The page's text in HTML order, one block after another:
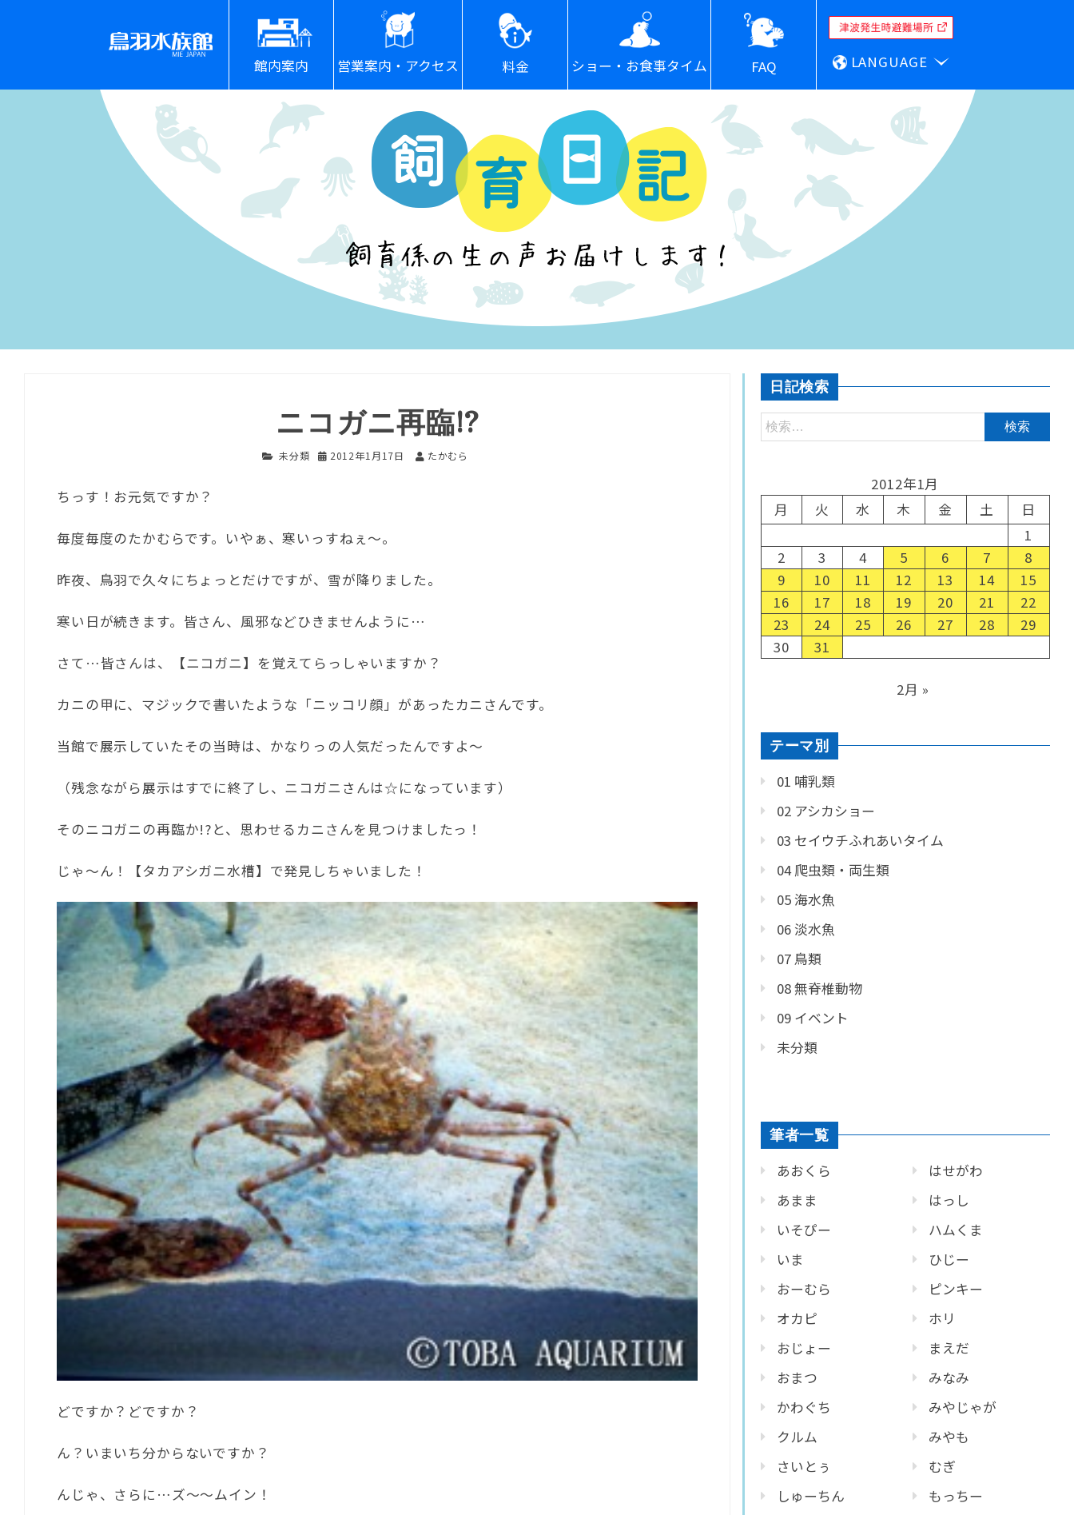
館内案内 営業案内・アクセス 料金 ショー・お食事タイム FAQ LANGUAGE
ニコガニ再臨!?
未分類 2012年1月17日 たかむら
ちっす！お元気ですか？
毎度毎度のたかむらです。いやぁ、寒いっすねぇ～。
昨夜、鳥羽で久々にちょっとだけですが、雪が降りました。
寒い日が続きます。皆さん、風邪などひきませんように…
さて…皆さんは、【ニコガニ】を覚えてらっしゃいますか？
カニの甲に、マジックで書いたような「ニッコリ顔」があったカニさんです。
当館で展示していたその当時は、かなりっの人気だったんですよ～
（残念ながら展示はすでに終了し、ニコガニさんは☆になっています）
そのニコガニの再臨か!?と、思わせるカニさんを見つけましたっ！
じゃ～ん！【タカアシガニ水槽】で発見しちゃいました！
どですか？どですか？
ん？いまいち分からないですか？
んじゃ、さらに…ズ～～ムイン！
日記検索
2012年1月
月
火 水 木 金 土
日
1
2
3 4 5 6 7
8
9
10 11 12 13 14
15
16
17 18 19 20 21
22
23
24 25 26 27 28
29
30
31
2月 »
テーマ別
01 哺乳類
02 アシカショー
03 セイウチふれあいタイム
04 爬虫類・両生類
05 海水魚
06 淡水魚
07 鳥類
08 無脊椎動物
09 イベント
未分類
筆者一覧
あおくら
あまま
いそぴー
いま
おーむら
オカピ
おじょー
おまつ
かわぐち
クルム
さいとぅ
しゅーちん
はせがわ
はっし
ハムくま
ひじー
ピンキー
ホリ
まえだ
みなみ
みやじゃが
みやも
むぎ
もっちー